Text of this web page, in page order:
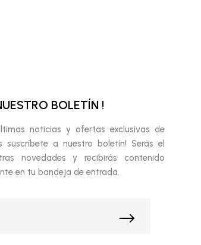
BOLETÍN !
noticias y ofertas exclusivas de
suscríbete a nuestro boletín! Serás el
novedades y recibirás contenido
en tu bandeja de entrada.